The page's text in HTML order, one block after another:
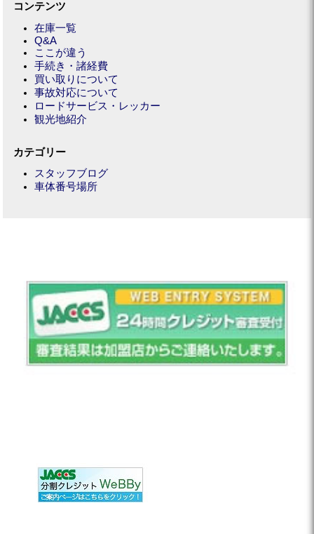
コンテンツ
在庫一覧
Q&A
ここが違う
手続き・諸経費
買い取りについて
事故対応について
ロードサービス・レッカー
観光地紹介
カテゴリー
スタッフブログ
車体番号場所